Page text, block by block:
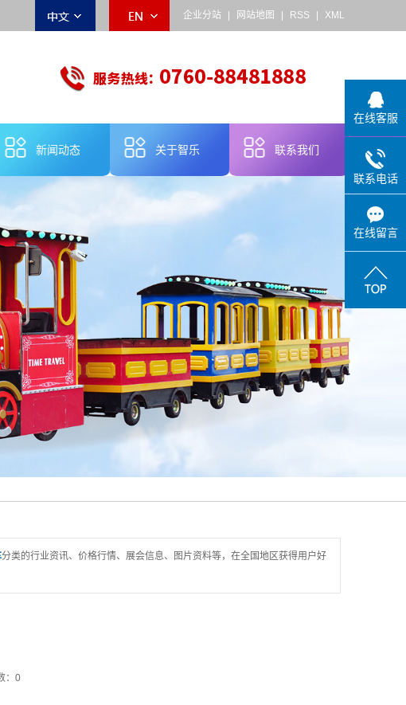
企业分站 | 网站地图 | RSS | XML
新闻动态
智乐动态
技术知识
关于智乐 联系我们
分类的行业资讯、价格行情、展会信息、图片资料等，在全国地区获得用户好
：0
在线客服
联系电话
在线留言